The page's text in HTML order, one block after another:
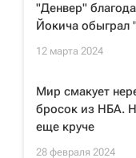
"Денвер"
Йокича обыграл
12 марта 2024
Мир смакует
бросок из НБА.
еще круче
28 февраля 2024